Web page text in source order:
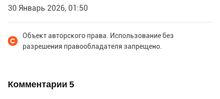
30 Январь 2026, 01:50
Объект авторского права. Использование без
разрешения правообладателя запрещено.
Комментарии 5